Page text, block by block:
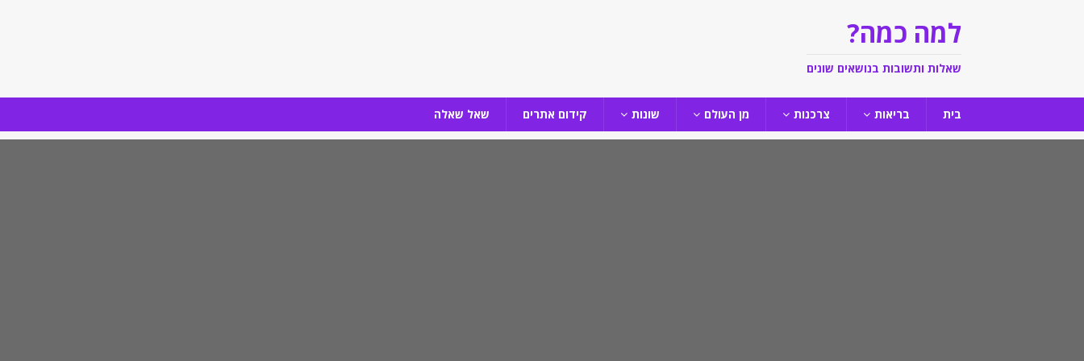
למה כמה?
שאלות ותשובות בנושאים שונים
בית בריאות צרכנות מן העולם שונות קידום אתרים שאל שאלה